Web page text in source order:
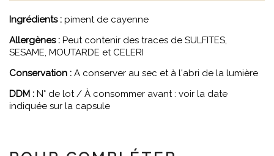
Ingrédients : piment de cayenne
Allergènes : Peut contenir des traces de SULFITES,
SESAME, MOUTARDE et CELERI
Conservation : A conserver au sec et à l'abri de la lumière
DDM : N° de lot / À consommer avant : voir la date
indiquée sur la capsule